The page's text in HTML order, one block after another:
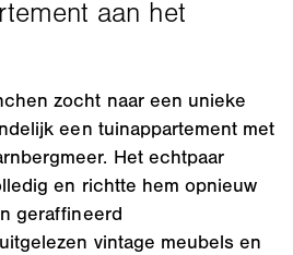
zocht naar een unieke
een tuinappartement met
Het echtpaar
en richtte hem opnieuw
geraffineerd
vintage meubels en